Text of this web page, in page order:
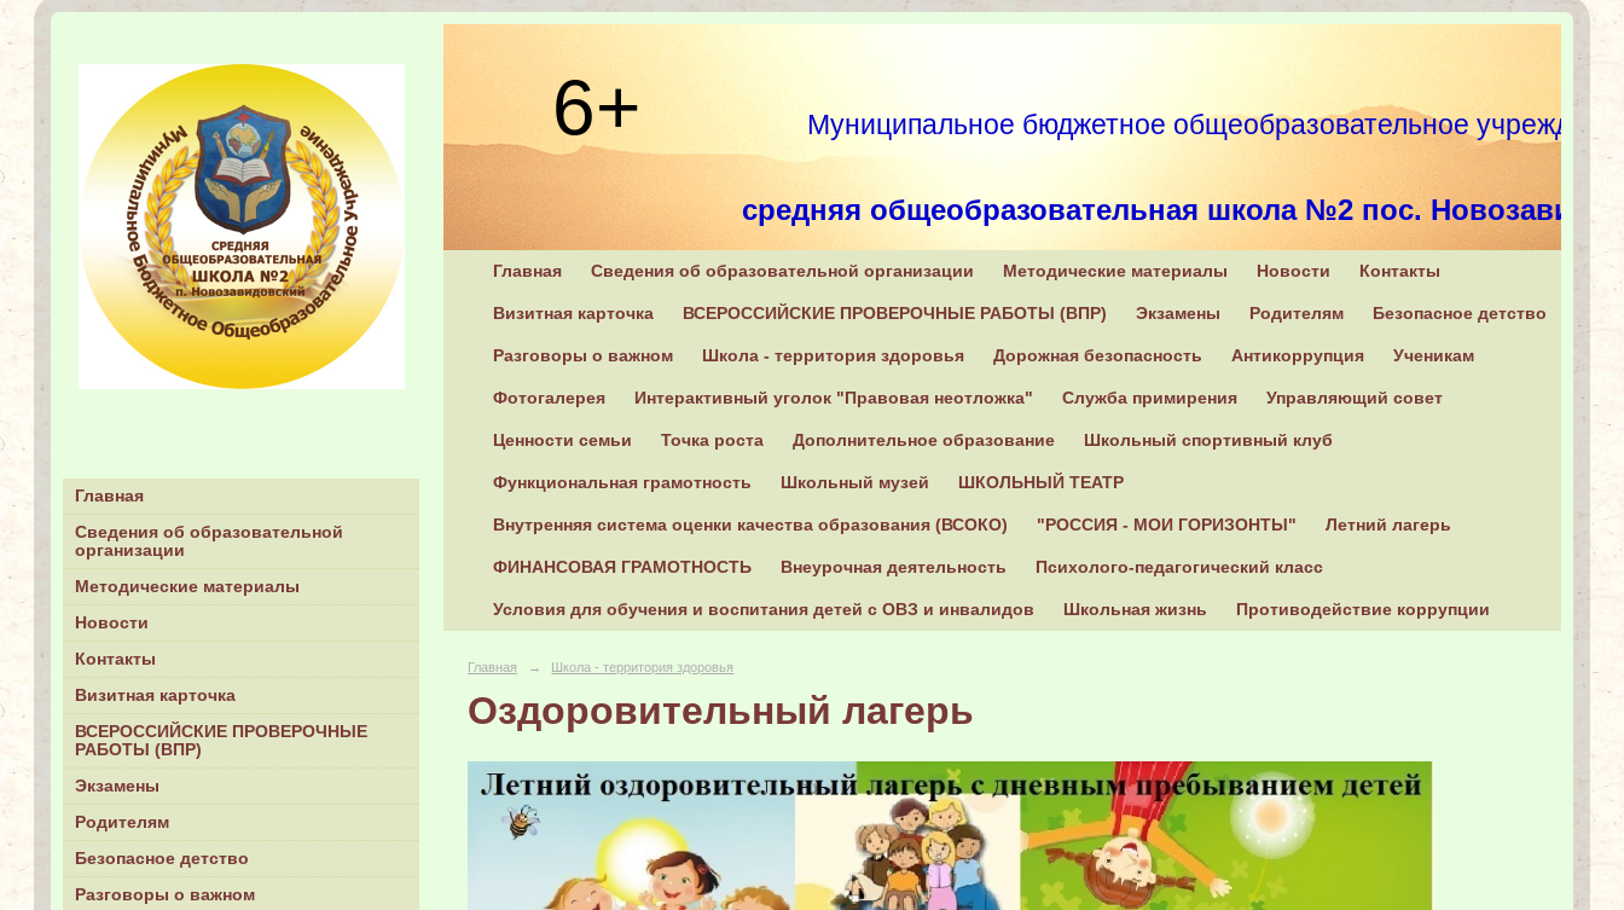
Главная
Сведения об образовательной
организации
Методические материалы
Новости
Контакты
Визитная карточка
ВСЕРОССИЙСКИЕ ПРОВЕРОЧНЫЕ
РАБОТЫ (ВПР)
Экзамены
Родителям
Безопасное детство
Разговоры о важном
6+ Муниципальное бюджетное общеобразовательное
средняя общеобразовательная школа №2 пос.
171270, Тверская область, Конаковский район, п. Новозавидовский, ул. Советская, 6
+7 (482 42) 2-16-31
Главная Сведения об образовательной организации Методические материалы Новости Контакты
Визитная карточка ВСЕРОССИЙСКИЕ ПРОВЕРОЧНЫЕ РАБОТЫ (ВПР) Экзамены Родителям Безопасное детство
Разговоры о важном Школа - территория здоровья Дорожная безопасность Антикоррупция Ученикам
Фотогалерея Интерактивный уголок "Правовая неотложка" Служба примирения Управляющий совет
Ценности семьи Точка роста Дополнительное образование Школьный спортивный клуб
Функциональная грамотность Школьный музей ШКОЛЬНЫЙ ТЕАТР
Внутренняя система оценки качества образования (ВСОКО) "РОССИЯ - МОИ ГОРИЗОНТЫ" Летний лагерь
ФИНАНСОВАЯ ГРАМОТНОСТЬ Внеурочная деятельность Психолого-педагогический класс
Условия для обучения и воспитания детей с ОВЗ и инвалидов Школьная жизнь Противодействие коррупции
Главная → Школа - территория здоровья
Оздоровительный лагерь